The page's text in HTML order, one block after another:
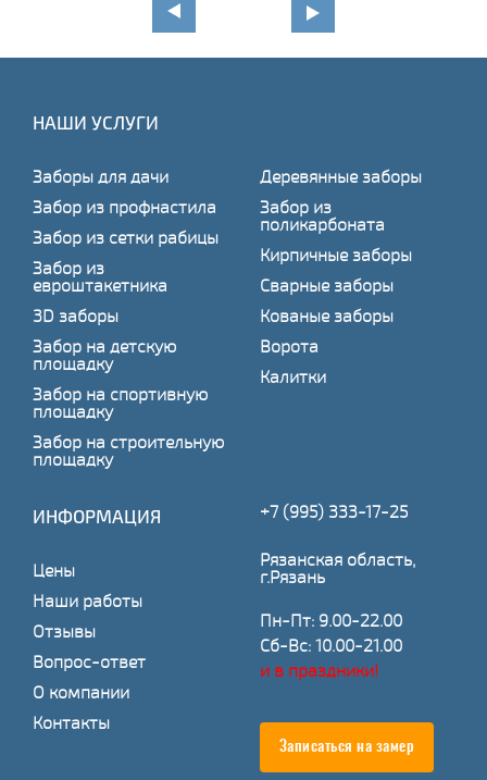
НАШИ УСЛУГИ
Заборы для дачи
Забор из профнастила
Забор из сетки рабицы
Забор из
евроштакетника
3D заборы
Забор на детскую
площадку
Забор на спортивную
площадку
Забор на строительную
площадку
Деревянные заборы
Забор из
поликарбоната
Кирпичные заборы
Сварные заборы
Кованые заборы
Ворота
Калитки
ИНФОРМАЦИЯ
Цены
Наши работы
Отзывы
Вопрос-ответ
О компании
Контакты
+7 (995) 333-17-25
Рязанская область,
г.Рязань
Пн-Пт: 9.00-22.00
Сб-Вс: 10.00-21.00
и в праздники!
Записаться на замер